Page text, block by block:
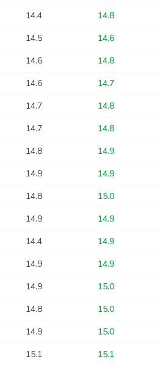
14.4 14.8
14.5 14.6
14.6 14.8
14.6 14.7
14.7 14.8
14.7 14.8
14.8 14.9
14.9 14.9
14.8 15.0
14.9 14.9
14.4 14.9
14.9 14.9
14.9 15.0
14.8 15.0
14.9 15.0
15.1 15.1